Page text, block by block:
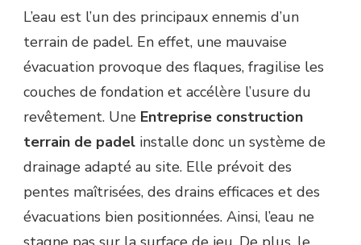
L’eau est l’un des principaux ennemis d’un
terrain de padel. En effet, une mauvaise
évacuation provoque des flaques, fragilise les
couches de fondation et accélère l’usure du
revêtement. Une Entreprise construction
terrain de padel installe donc un système de
drainage adapté au site. Elle prévoit des
pentes maîtrisées, des drains efficaces et des
évacuations bien positionnées. Ainsi, l’eau ne